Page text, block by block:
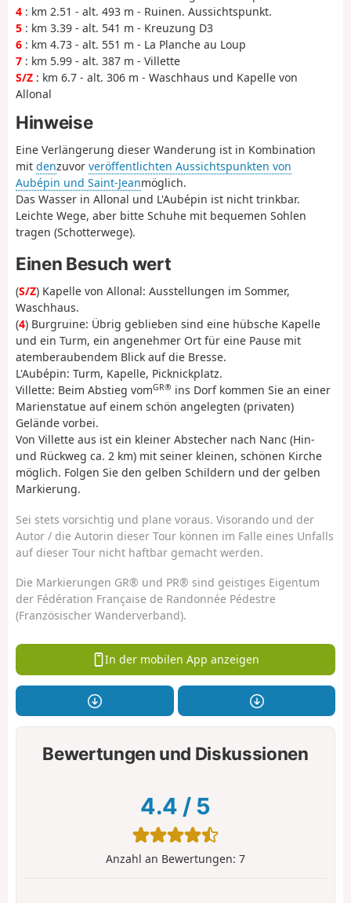
4 : km 2.51 - alt. 493 m - Ruinen. Aussichtspunkt.
5 : km 3.39 - alt. 541 m - Kreuzung D3
6 : km 4.73 - alt. 551 m - La Planche au Loup
7 : km 5.99 - alt. 387 m - Villette
S/Z : km 6.7 - alt. 306 m - Waschhaus und Kapelle von
Allonal
Hinweise
Eine Verlängerung dieser Wanderung ist in Kombination
mit denzuvor veröffentlichten Aussichtspunkten von
Aubépin und Saint-Jeanmöglich.
Das Wasser in Allonal und L'Aubépin ist nicht trinkbar.
Leichte Wege, aber bitte Schuhe mit bequemen Sohlen
tragen (Schotterwege).
Einen Besuch wert
(S/Z) Kapelle von Allonal: Ausstellungen im Sommer,
Waschhaus.
(4) Burgruine: Übrig geblieben sind eine hübsche Kapelle
und ein Turm, ein angenehmer Ort für eine Pause mit
atemberaubendem Blick auf die Bresse.
L'Aubépin: Turm, Kapelle, Picknickplatz.
Villette: Beim Abstieg vomGR® ins Dorf kommen Sie an einer
Marienstatue auf einem schön angelegten (privaten)
Gelände vorbei.
Von Villette aus ist ein kleiner Abstecher nach Nanc (Hin-
und Rückweg ca. 2 km) mit seiner kleinen, schönen Kirche
möglich. Folgen Sie den gelben Schildern und der gelben
Markierung.
Sei stets vorsichtig und plane voraus. Visorando und der
Autor / die Autorin dieser Tour können im Falle eines Unfalls
auf dieser Tour nicht haftbar gemacht werden.
Die Markierungen GR® und PR® sind geistiges Eigentum
der Fédération Française de Randonnée Pédestre
(Französischer Wanderverband).
In der mobilen App anzeigen
Bewertungen und Diskussionen
4.4 / 5
Anzahl an Bewertungen: 7